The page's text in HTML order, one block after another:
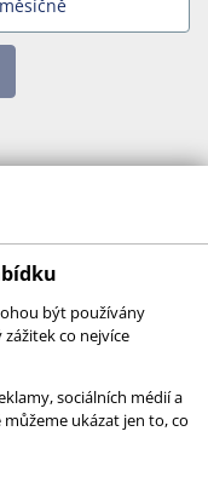
vyhrazena
být používány
co nejvíce
sociálních médií a
ukázat jen to, co